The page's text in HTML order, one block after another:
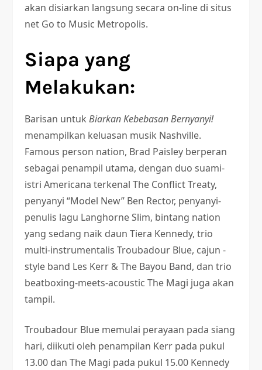
akan disiarkan langsung secara on-line di situs
net Go to Music Metropolis.
Siapa yang
Melakukan:
Barisan untukBiarkan Kebebasan Bernyanyi!
menampilkan keluasan musik Nashville.
Famous person nation, Brad Paisley berperan
sebagai penampil utama, dengan duo suami-
istri Americana terkenal The Conflict Treaty,
penyanyi “Model New” Ben Rector, penyanyi-
penulis lagu Langhorne Slim, bintang nation
yang sedang naik daun Tiera Kennedy, trio
multi-instrumentalis Troubadour Blue, cajun -
style band Les Kerr & The Bayou Band, dan trio
beatboxing-meets-acoustic The Magi juga akan
tampil.
Troubadour Blue memulai perayaan pada siang
hari, diikuti oleh penampilan Kerr pada pukul
13.00 dan The Magi pada pukul 15.00 Kennedy